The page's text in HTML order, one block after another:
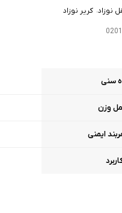
نوزاد کریر نوزاد
سنی
وزن
ایمنی